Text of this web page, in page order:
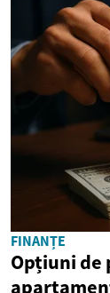
FINANȚE
Opțiuni de